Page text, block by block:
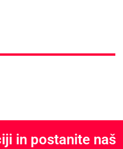
in postanite naš